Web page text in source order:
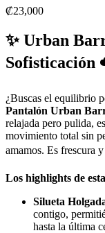
₡23,000
✨Urban
Sofisticación
¿Buscas el equilibrio
Pantalón Urban
relajada pero pulida,
movimiento total sin
amamos. Es frescura
Los highlights de
Silueta
contigo,
hasta la última